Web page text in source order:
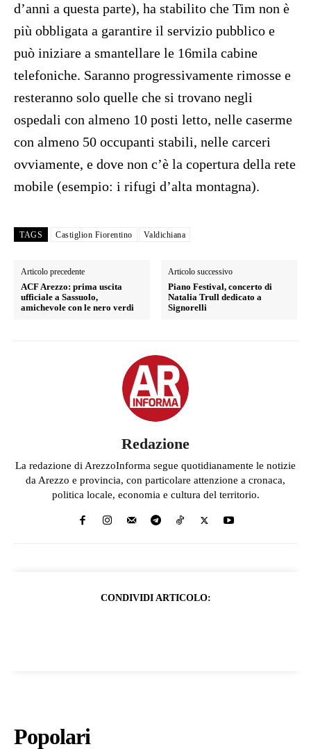
d’anni a questa parte), ha stabilito che Tim non è
più obbligata a garantire il servizio pubblico e
può iniziare a smantellare le 16mila cabine
telefoniche. Saranno progressivamente rimosse e
resteranno solo quelle che si trovano negli
ospedali con almeno 10 posti letto, nelle caserme
con almeno 50 occupanti stabili, nelle carceri
ovviamente, e dove non c’è la copertura della rete
mobile (esempio: i rifugi d’alta montagna).
TAGS Castiglion Fiorentino Valdichiana
Articolo precedente
ACF Arezzo: prima uscita
ufficiale a Sassuolo,
amichevole con le nero verdi
Articolo successivo
Piano Festival, concerto di
Natalia Trull dedicato a
Signorelli
Redazione
La redazione di ArezzoInforma segue quotidianamente le notizie
da Arezzo e provincia, con particolare attenzione a cronaca,
politica locale, economia e cultura del territorio.
CONDIVIDI ARTICOLO:
Popolari